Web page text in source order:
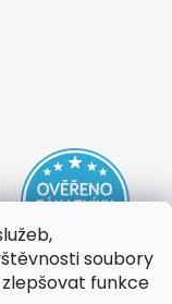
soubory
funkce